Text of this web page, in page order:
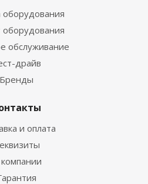
обслуживание
драйв
Бренды
и оплата